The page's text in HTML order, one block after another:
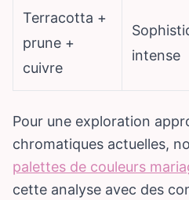
Terracotta +
prune +
cuivre
intense
Pour une exploration
chromatiques actuelles,
palettes de couleurs
cette analyse avec des